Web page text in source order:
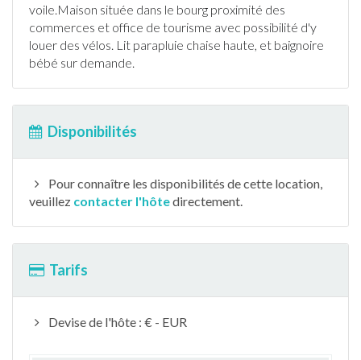
voile.Maison située dans le bourg proximité des
commerces et office de tourisme avec possibilité d'y
louer des vélos. Lit parapluie chaise haute, et baignoire
bébé sur demande.
Disponibilités
Pour connaître les disponibilités de cette location,
veuillez contacter l'hôtedirectement.
Tarifs
Devise de l'hôte : € - EUR